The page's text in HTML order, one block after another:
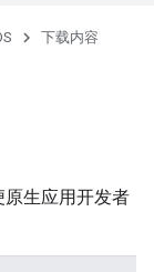
下载内容
生应用开发者